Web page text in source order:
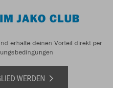
JAKO CLUB
erhalte deinen Vorteil direkt per
WERDEN